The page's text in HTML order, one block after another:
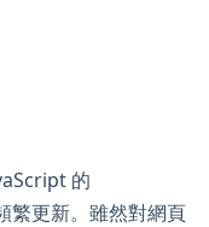
的
繁更新。雖然對網頁